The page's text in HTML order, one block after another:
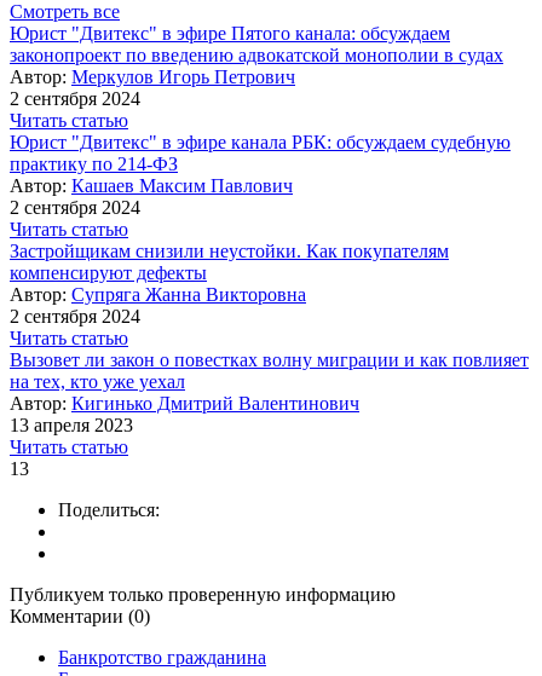
Смотреть все
Юрист "Двитекс" в эфире Пятого канала: обсуждаем
законопроект по введению адвокатской монополии в судах
Автор: Меркулов Игорь Петрович
2 сентября 2024
Читать статью
Юрист "Двитекс" в эфире канала РБК: обсуждаем судебную
практику по 214-ФЗ
Автор: Кашаев Максим Павлович
2 сентября 2024
Читать статью
Застройщикам снизили неустойки. Как покупателям
компенсируют дефекты
Автор: Супряга Жанна Викторовна
2 сентября 2024
Читать статью
Вызовет ли закон о повестках волну миграции и как повлияет
на тех, кто уже уехал
Автор: Кигинько Дмитрий Валентинович
13 апреля 2023
Читать статью
13
Поделиться:
Публикуем только проверенную информацию
Комментарии (0)
Банкротство гражданина